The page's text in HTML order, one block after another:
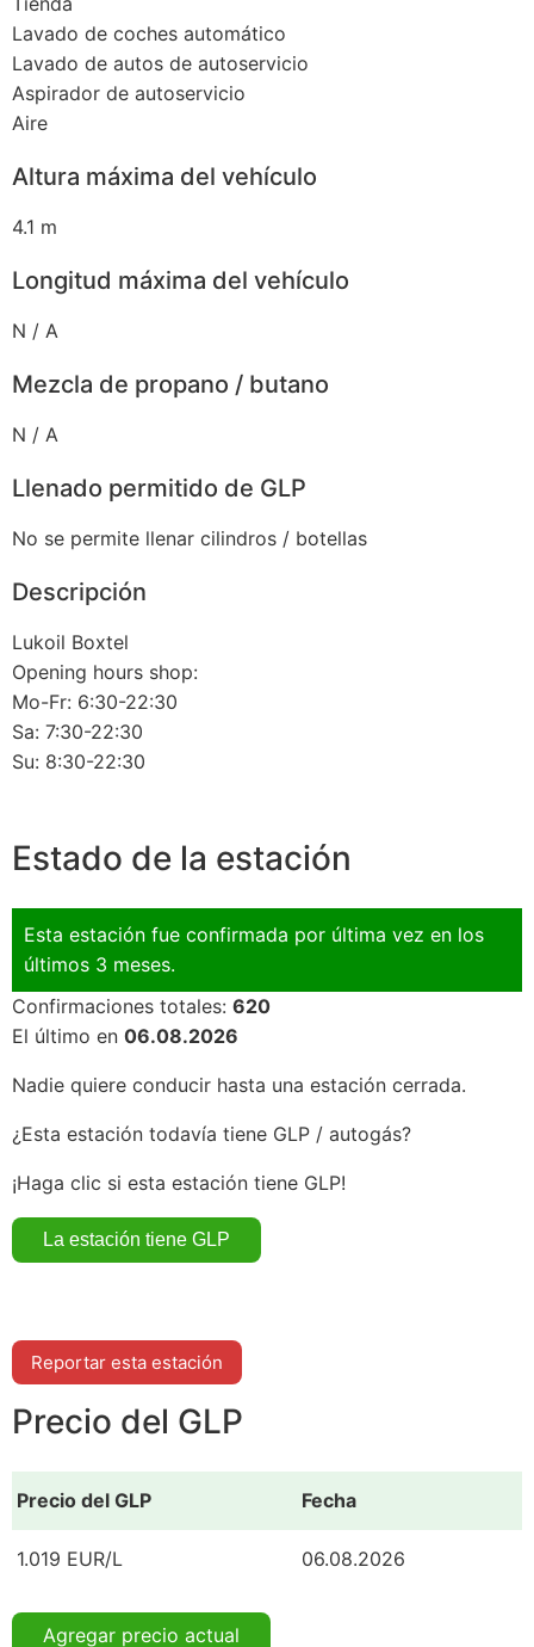
Lavado de coches automático
Lavado de autos de autoservicio
Aspirador de autoservicio
Aire
Altura máxima del vehículo
4.1 m
Longitud máxima del vehículo
N / A
Mezcla de propano / butano
N / A
Llenado permitido de GLP
No se permite llenar cilindros / botellas
Descripción
Lukoil Boxtel
Opening hours shop:
Mo-Fr: 6:30-22:30
Sa: 7:30-22:30
Su: 8:30-22:30
Estado de la estación
Esta estación fue confirmada por última vez en los
últimos 3 meses.
Confirmaciones totales: 620
El último en 06.08.2026
Nadie quiere conducir hasta una estación cerrada.
¿Esta estación todavía tiene GLP / autogás?
¡Haga clic si esta estación tiene GLP!
Reportar esta estación
Precio del GLP
Precio del GLP Fecha
1.019 EUR/L 06.08.2026
Agregar precio actual